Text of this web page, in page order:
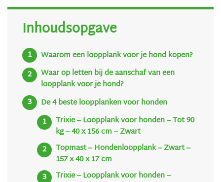
Inhoudsopgave
Waarom een loopplank voor je hond kopen?
Waar op letten bij de aanschaf van een
loopplank voor je hond?
De 4 beste loopplanken voor honden
Trixie – Loopplank voor honden – Tot 90
kg – 40 x 156 cm – Zwart
Topmast – Hondenloopplank – Zwart –
157 x 40 x 17 cm
Trixie – Loopplank voor honden –